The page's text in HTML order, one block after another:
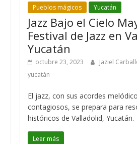
Pueblos mágicos Yucatán
Jazz Bajo el Cielo
Festival de Jazz en
Yucatán
octubre 23, 2023 Jaziel
yucatán
El jazz, con sus acordes
contagiosos, se prepara para
históricos de Valladolid, Yucatán.
Leer más